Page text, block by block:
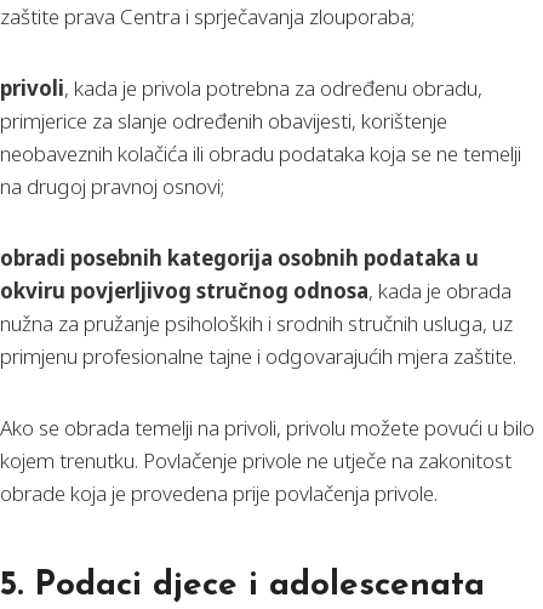
zaštite prava Centra i sprječavanja zlouporaba;
privoli, kada je privola potrebna za određenu obradu,
primjerice za slanje određenih obavijesti, korištenje
neobaveznih kolačića ili obradu podataka koja se ne temelji
na drugoj pravnoj osnovi;
obradi posebnih kategorija osobnih podataka u
okviru povjerljivog stručnog odnosa, kada je obrada
nužna za pružanje psiholoških i srodnih stručnih usluga, uz
primjenu profesionalne tajne i odgovarajućih mjera zaštite.
Ako se obrada temelji na privoli, privolu možete povući u bilo
kojem trenutku. Povlačenje privole ne utječe na zakonitost
obrade koja je provedena prije povlačenja privole.
5. Podaci djece i adolescenata